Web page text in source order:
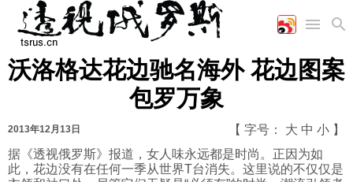
首页
国际
空军
陆军
军事合作
财经
工业
能源
农业
文艺
美食
娱乐
图片新闻
漫画
视频
图表
沃洛格达花边驰名海外 花边图案
包罗万象
2013年12月13日 【 字号： 大 中 小 】
据《透视俄罗斯》报道，女人味永远都是时尚。正因为如
此，花边没有在任何一季从世界T台消失。这里说的不仅仅是